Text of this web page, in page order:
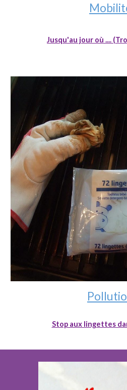
Mobilit
Jusqu'au jour où ....
Stop aux lingettes